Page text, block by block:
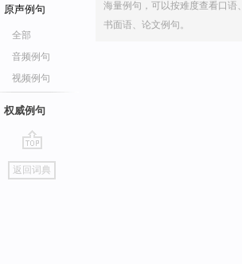
原声例句
全部
音频例句
视频例句
权威例句
go
top
返回词典
海量例句，可以按难度查看口语、
书面语、论文例句。